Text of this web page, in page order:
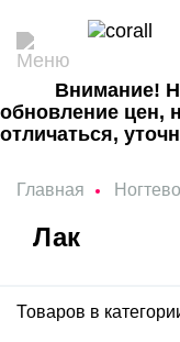
Внимание!
обновление цен,
отличаться,
Главная
Лак
Товаров в